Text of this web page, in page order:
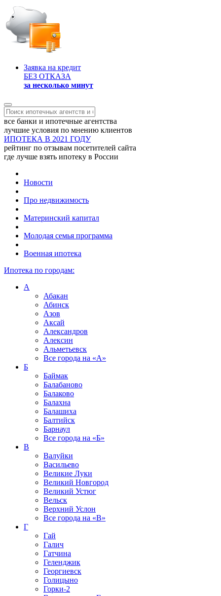
Заявка на кредит
БЕЗ ОТКАЗА
за несколько минут
все банки и ипотечные агентства
лучшие условия по мнению клиентов
ИПОТЕКА В 2021 ГОДУ
рейтинг по отзывам посетителей сайта
где лучше взять ипотеку в России
Новости
Про недвижимость
Материнский капитал
Молодая семья программа
Военная ипотека
Ипотека по городам:
А
Абакан
Абинск
Азов
Аксай
Александров
Алексин
Альметьевск
Все города на «А»
Б
Баймак
Балабаново
Балаково
Балахна
Балашиха
Балтийск
Барнаул
Все города на «Б»
В
Валуйки
Васильево
Великие Луки
Великий Новгород
Великий Устюг
Вельск
Верхний Услон
Все города на «В»
Г
Гай
Галич
Гатчина
Геленджик
Георгиевск
Голицыно
Горки-2